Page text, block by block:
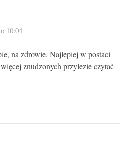
10:04
na zdrowie. Najlepiej w postaci
znudzonych przylezie czytać